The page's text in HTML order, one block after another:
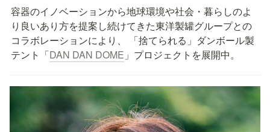
容器のイノベーションから地球環境や社会・暮らしのよ
り良いあり方を提案し続けてきた東洋製罐グループとの
コラボレーションにより、 「捨てられる」ダンボール製
テント「DAN DAN DOME 」プロジェクトを展開中。